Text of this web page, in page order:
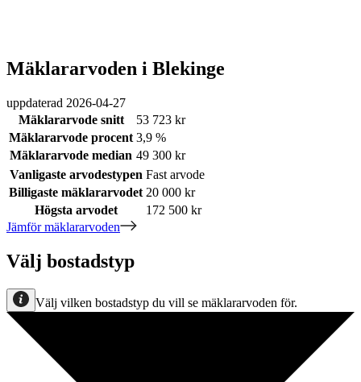
Mäklararvoden i Blekinge
uppdaterad 2026-04-27
Mäklararvode snitt
53 723 kr
Mäklararvode procent 3,9 %
Mäklararvode median 49 300 kr
Vanligaste arvodestypen Fast arvode
Billigaste mäklararvodet 20 000 kr
Högsta arvodet
172 500 kr
Jämför mäklararvoden
Välj bostadstyp
Välj vilken bostadstyp du vill se mäklararvoden för.